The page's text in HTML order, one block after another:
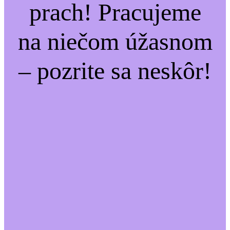
prach! Pracujeme
na niečom úžasnom
– pozrite sa neskôr!